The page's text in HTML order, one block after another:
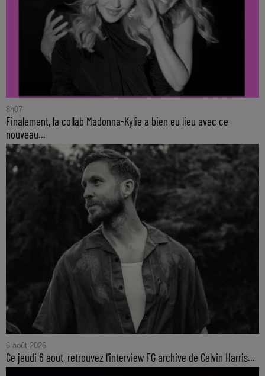
8h07
Finalement, la collab Madonna-Kylie a bien eu lieu avec ce
nouveau...
6 août 2026
Ce jeudi 6 aout, retrouvez l'interview FG archive de Calvin Harris...